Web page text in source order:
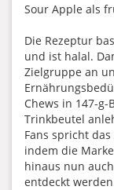
Sour Apple als
Die Rezeptur
und ist halal.
Zielgruppe an
Chews in 147-
Trinkbeutel
Fans spricht
indem die
hinaus nun
entdeckt